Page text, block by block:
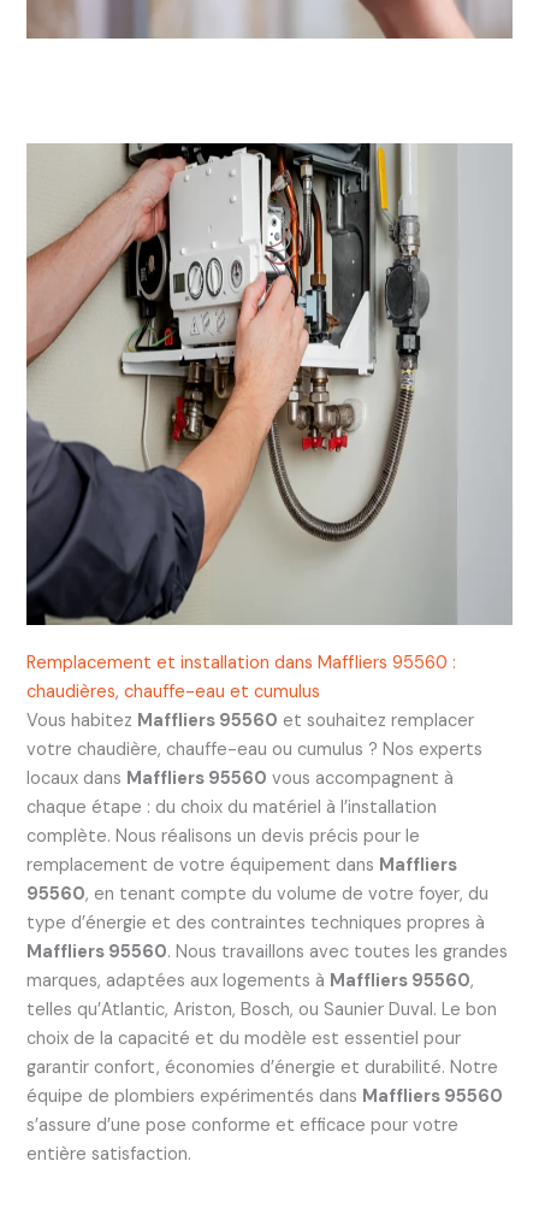
Remplacement et installation dans Maffliers 95560 :
chaudières, chauffe-eau et cumulus
Vous habitez Maffliers 95560 et souhaitez remplacer
votre chaudière, chauffe-eau ou cumulus ? Nos experts
locaux dans Maffliers 95560 vous accompagnent à
chaque étape : du choix du matériel à l’installation
complète. Nous réalisons un devis précis pour le
remplacement de votre équipement dans Maffliers
95560, en tenant compte du volume de votre foyer, du
type d’énergie et des contraintes techniques propres à
Maffliers 95560. Nous travaillons avec toutes les grandes
marques, adaptées aux logements à Maffliers 95560,
telles qu’Atlantic, Ariston, Bosch, ou Saunier Duval. Le bon
choix de la capacité et du modèle est essentiel pour
garantir confort, économies d’énergie et durabilité. Notre
équipe de plombiers expérimentés dans Maffliers 95560
s’assure d’une pose conforme et efficace pour votre
entière satisfaction.